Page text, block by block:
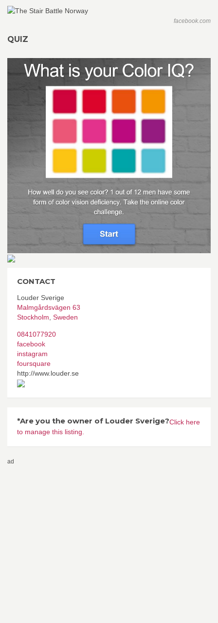
facebook.com
QUIZ
CONTACT
Louder Sverige
Malmgårdsvägen 63
Stockholm Sweden
0841077920
facebook
instagram
foursquare
http://www.louder.se
*Are you the owner of Louder Sverige?Click here
to manage this listing.
ad